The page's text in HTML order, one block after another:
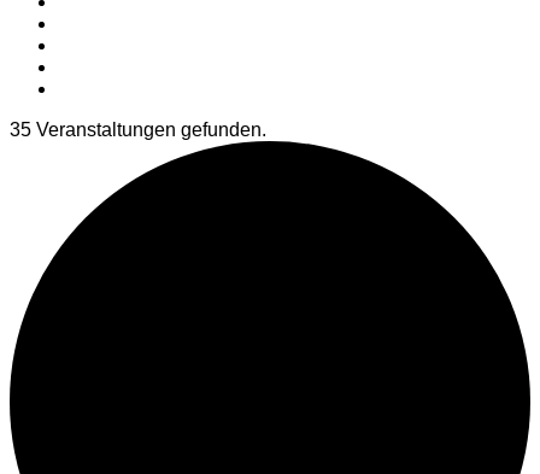
35 Veranstaltungen gefunden.